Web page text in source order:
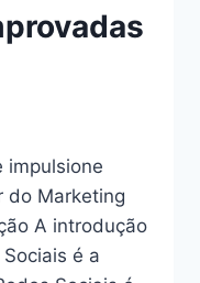
impulsione
do Marketing
A introdução
é a